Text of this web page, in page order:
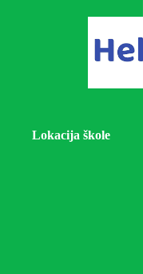
Lokacija škole